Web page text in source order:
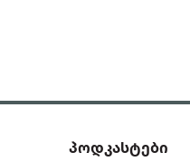
პოდკასტები